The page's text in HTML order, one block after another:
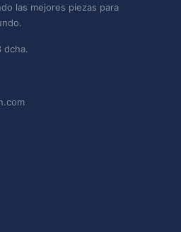
las mejores piezas para
dcha.